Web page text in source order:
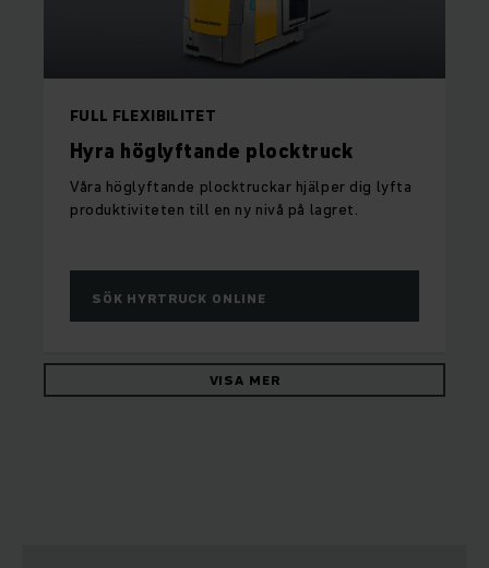
FULL FLEXIBILITET
Hyra höglyftande plocktruck
Våra höglyftande plocktruckar hjälper dig lyfta
produktiviteten till en ny nivå på lagret.
SÖK HYRTRUCK ONLINE
VISA MER